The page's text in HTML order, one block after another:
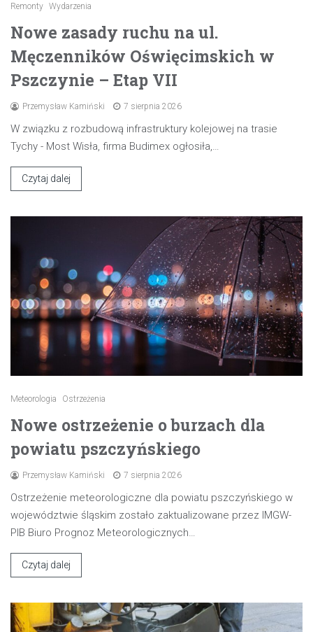
Remonty Wydarzenia
Nowe zasady ruchu na ul.
Męczenników Oświęcimskich w
Pszczynie – Etap VII
Przemysław Kamiński 7 sierpnia 2026
W związku z rozbudową infrastruktury kolejowej na trasie
Tychy - Most Wisła, firma Budimex ogłosiła,…
Czytaj dalej
Meteorologia Ostrzeżenia
Nowe ostrzeżenie o burzach dla
powiatu pszczyńskiego
Przemysław Kamiński 7 sierpnia 2026
Ostrzeżenie meteorologiczne dla powiatu pszczyńskiego w
województwie śląskim zostało zaktualizowane przez IMGW-
PIB Biuro Prognoz Meteorologicznych…
Czytaj dalej